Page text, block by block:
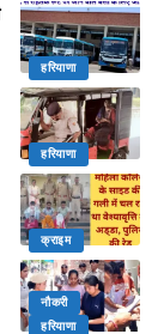
हरियाणा
हरियाणा
क्राइम
नौकरी
हरियाणा